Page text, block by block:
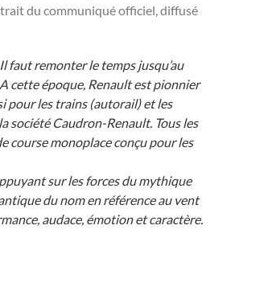
du communiqué officiel, diffusé
faut remonter le temps jusqu’au
cette époque, Renault est pionnier
pour les trains (autorail) et les
société Caudron-Renault. Tous les
course monoplace conçu pour les
sur les forces du mythique
du nom en référence au vent
audace, émotion et caractère.